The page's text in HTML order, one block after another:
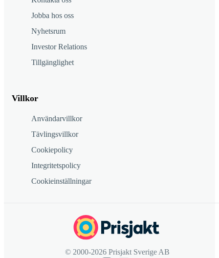
Jobba hos oss
Nyhetsrum
Investor Relations
Tillgänglighet
Villkor
Användarvillkor
Tävlingsvillkor
Cookiepolicy
Integritetspolicy
Cookieinställningar
© 2000-2026 Prisjakt Sverige AB